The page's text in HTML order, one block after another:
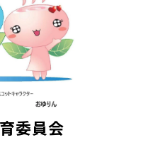
委員会